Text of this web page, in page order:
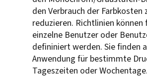
den Verbrauch der Farbkosten
reduzieren. Richtlinien können
einzelne Benutzer oder
defininiert werden. Sie finden
Anwendung für bestimmte
Tageszeiten oder Wochentage.